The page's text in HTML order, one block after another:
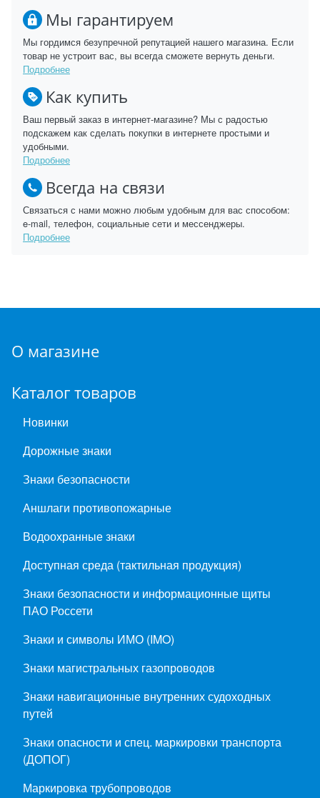
Мы гарантируем
Мы гордимся безупречной репутацией нашего магазина. Если
товар не устроит вас, вы всегда сможете вернуть деньги.
Подробнее
Как купить
Ваш первый заказ в интернет-магазине? Мы с радостью
подскажем как сделать покупки в интернете простыми и
удобными.
Подробнее
Всегда на связи
Связаться с нами можно любым удобным для вас способом:
e-mail, телефон, социальные сети и мессенджеры.
Подробнее
О магазине
Каталог товаров
Новинки
Дорожные знаки
Знаки безопасности
Аншлаги противопожарные
Водоохранные знаки
Доступная среда (тактильная продукция)
Знаки безопасности и информационные щиты
ПАО Россети
Знаки и символы ИМО (IMO)
Знаки магистральных газопроводов
Знаки навигационные внутренних судоходных
путей
Знаки опасности и спец. маркировки транспорта
(ДОПОГ)
Маркировка трубопроводов